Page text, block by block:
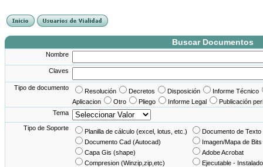
Buscar Documentos
Nombre
Claves
Tipo de documento Resolución Decretos Disposición
Informe Técnico
Aplicacion
Otro Pliego Informe Legal
Publicación
Tema
Tipo de Soporte Planilla de cálculo (excel, lotus, etc.)
Documento de
Documento Cad (Autocad)
Imagen/Mapa de Bits
Capa Gis (shape)
Adobe Acrobat
Compresion (Winzip,zip,etc)
Ejecutable -